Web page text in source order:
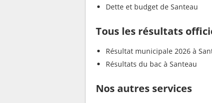
Dette et budget de Santeau
Tous les résultats
Résultat municipale 2026 à
Résultats du bac à Santeau
Nos autres services